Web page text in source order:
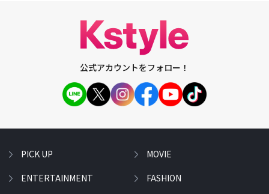
公式アカウントをフォロー！
PICK UP
ENTERTAINMENT
MOVIE
FASHION